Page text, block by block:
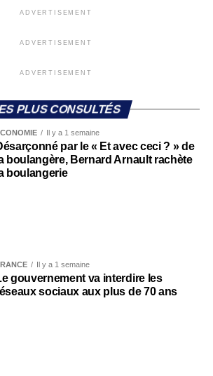
ADVERTISEMENT
ADVERTISEMENT
ADVERTISEMENT
PLUS CONSULTÉS
Il y a 1 semaine
par le « Et avec ceci ? » de
boulangère, Bernard Arnault rachète
boulangerie
Il y a 1 semaine
gouvernement va interdire les
sociaux aux plus de 70 ans